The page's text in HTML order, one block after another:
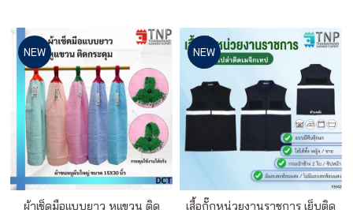
NEW
ผ้าเช็ดมือแบบยาว หูแขวน ติด
NEW
เสื้อกั๊กหน่วยงานราชการ เย็บติด